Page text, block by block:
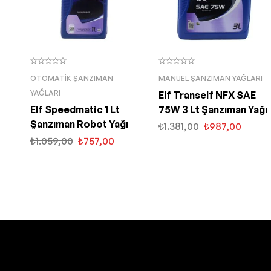
OTOMATIK ŞANZIMAN
YAĞLARI
Elf Speedmatic 1 Lt
Şanzıman Robot Yağı
₺1.059,00 ₺757,00
MANUEL ŞANZIMAN YAĞLARI
Elf Tranself NFX SAE
75W 3 Lt Şanzıman Yağı
₺1.381,00 ₺987,00